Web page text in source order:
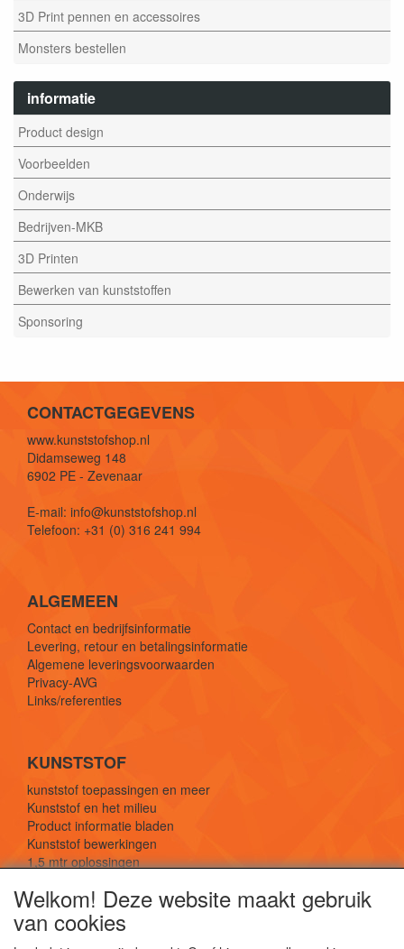
3D Print pennen en accessoires
Monsters bestellen
informatie
Product design
Voorbeelden
Onderwijs
Bedrijven-MKB
3D Printen
Bewerken van kunststoffen
Sponsoring
CONTACTGEGEVENS
www.kunststofshop.nl
Didamseweg 148
6902 PE - Zevenaar
E-mail: info@kunststofshop.nl
Telefoon: +31 (0) 316 241 994
ALGEMEEN
Contact en bedrijfsinformatie
Levering, retour en betalingsinformatie
Algemene leveringsvoorwaarden
Privacy-AVG
Links/referenties
KUNSTSTOF
kunststof toepassingen en meer
Kunststof en het milieu
Product informatie bladen
Kunststof bewerkingen
1,5 mtr oplossingen
SOCIALE MEDIA
Welkom! Deze website maakt gebruik
van cookies